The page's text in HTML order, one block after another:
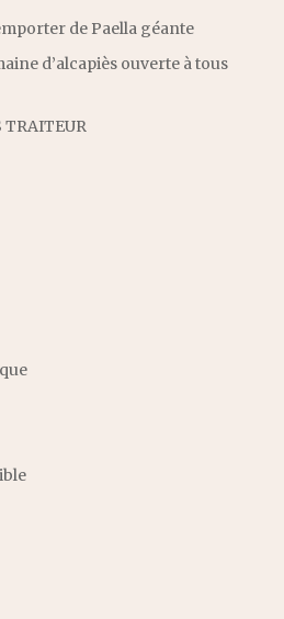
de Paella géante
d’alcapiès ouverte à tous
TRAITEUR